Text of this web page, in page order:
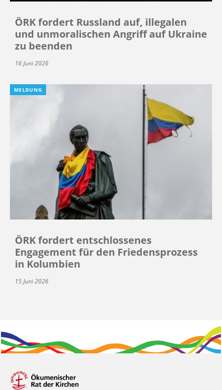
ÖRK fordert Russland auf, illegalen
und unmoralischen Angriff auf Ukraine
zu beenden
16 Juni 2026
MELDUNG
ÖRK fordert entschlossenes
Engagement für den Friedensprozess
in Kolumbien
15 Juni 2026